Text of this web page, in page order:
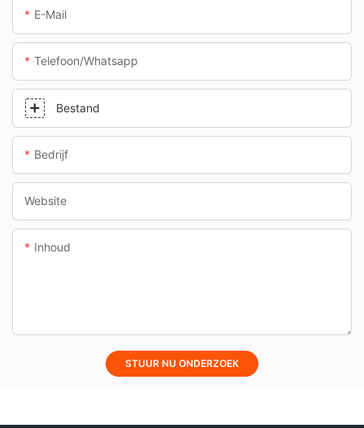
E-Mail
Telefoon/whatsapp
Bestand
Bedrijf
Website
Inhoud
STUUR NU ONDERZOEK